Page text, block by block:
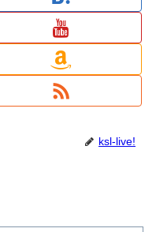
ksl-live!